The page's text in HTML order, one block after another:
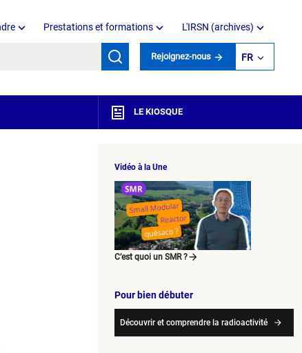
Prestations et formations L'IRSN (archives)
clés Rejoignez-nous FR
LE KIOSQUE
Vidéo à la Une
C’est quoi un SMR ?
Pour bien débuter
Découvrir et comprendre la radioactivité